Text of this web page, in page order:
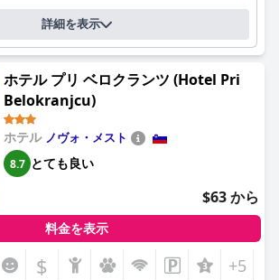
て温かいおもてなしを求める旅行者にとっ
選択肢となっています。
ストランでの食事も同様に印象的で、料理の
が頻繁に賞賛されています。地元の食材の使
なブドウの木に覆われたテラスが、食事全体
ます。レストランは、厳選されたチーズセレ
高品質な料理で、楽しく思い出に残る食事体
評価されています。
室は、その広さ、モダンなデザイン、清潔さ
ます。客室は快適で、新しい家具、モダンな
デスクや広々としたバスルームなどの機能的
徴です。ジャグジーや高品質の化粧品が、贅
。一部の客室は少し標準的に見えるかもしれ
快適さと落ち着いた雰囲気は、楽しい滞在を
詳細を表示
ホテル プリ ベロクランツ (Hotel Pri
Belokranjcu)
ホテル ノヴォ・メスト
8.7 とても良い
$63 から
料金を表示
$ +5